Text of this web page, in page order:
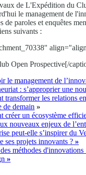
de L'Expédition du
le management de
de paroles et enquêtes
suivants :
Open Prospective[/
le management de
: s’approprier une
transformer les relations
de demain »
créer un écosystème
nouveaux enjeux de
peut-elle s’inspirer du
ses projets innovants ? »
méthodes
»